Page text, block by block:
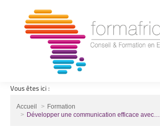
Vous êtes ici :
Vous êtes ici :
Accueil
Formation
Développer une communication efficace avec…